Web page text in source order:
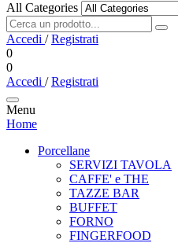
All Categories
Accedi /Registrati
0
0
Accedi /Registrati
Menu
Home
Porcellane
SERVIZI TAVOLA
CAFFE' e THE
TAZZE BAR
BUFFET
FORNO
FINGERFOOD